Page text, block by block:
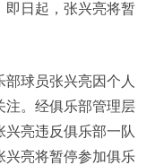
即日起，张兴亮将暂
球员张兴亮因个人
注。经俱乐部管理层
亮违反俱乐部一队
兴亮将暂停参加俱乐